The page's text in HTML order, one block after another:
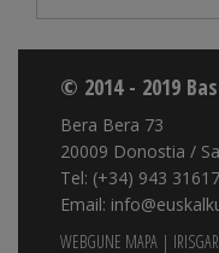
© 2014 - 2019
Bera Bera 73
20009 Donostia /
Tel: (+34) 943
Email:
WEBGUNE MAPA |